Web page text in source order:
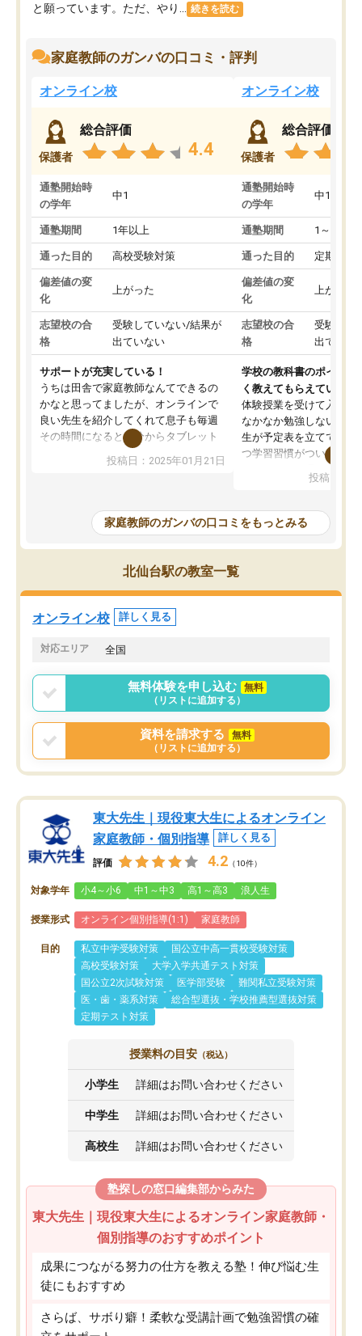
と願っています。ただ、やり...
続きを読む
家庭教師のガンバの口コミ・評判
オンライン校
保護者
総合評価
4.4
通塾開始時
の学年
中1
通塾期間 1年以上
通った目的 高校受験対策
偏差値の変
化
上がった
志望校の合
格
受験していない/結果が
出ていない
サポートが充実している！
うちは田舎で家庭教師なんてできるの
かなと思ってましたが、オンラインで
良い先生を紹介してくれて息子も毎週
その時間になると自分からタブレット
を開いてzoomを繋げるようになりまし
た！5科目なんでもOKなのもとても気
めて1年ほどだった今では平均点以上の
科目が増えてきました！あと1年受験ま
であるので無料の週末教室を使用しな
がら頑張って欲しいと思います！
投稿日：2025年01月21日
オンライン校
保護者
総合評価
通塾開始時
の学年
中1
通塾期間 1～3ヵ月
通った目的 定期テス
偏差値の変
化
上がった
志望校の合
格
受験して
出ていな
学校の教科書のポイント
く教えてもらえている
体験授業を受けて入塾し
なかなか勉強しない息子
生が予定表を立ててくれ
つ学習習慣がついてきま
指導が無い日も予定表
問できるのでとても助か
投稿日：
家庭教師のガンバの口コミをもっとみる
北仙台駅の教室一覧
オンライン校 詳しく見る
対応エリア 全国
無料体験を申し込む
無料
（リストに追加する）
資料を請求する
無料
（リストに追加する）
東大先生｜現役東大生によるオンライン
家庭教師・個別指導
詳しく見る
評価 4.2 （10件）
対象学年 小4～小6 中1～中3 高1～高3 浪人生
授業形式 オンライン個別指導(1:1) 家庭教師
目的 私立中学受験対策
国公立中高一貫校受験対策
高校受験対策
大学入学共通テスト対策
国公立2次試験対策
医学部受験
難関私立受験対策
医・歯・薬系対策
総合型選抜・学校推薦型選抜対策
定期テスト対策
授業料の目安 （税込）
小学生 詳細はお問い合わせください
中学生 詳細はお問い合わせください
高校生 詳細はお問い合わせください
塾探しの窓口編集部からみた
東大先生｜現役東大生によるオンライン家庭教師・
個別指導のおすすめポイント
成果につながる努力の仕方を教える塾！伸び悩む生
徒にもおすすめ
さらば、サボり癖！柔軟な受講計画で勉強習慣の確